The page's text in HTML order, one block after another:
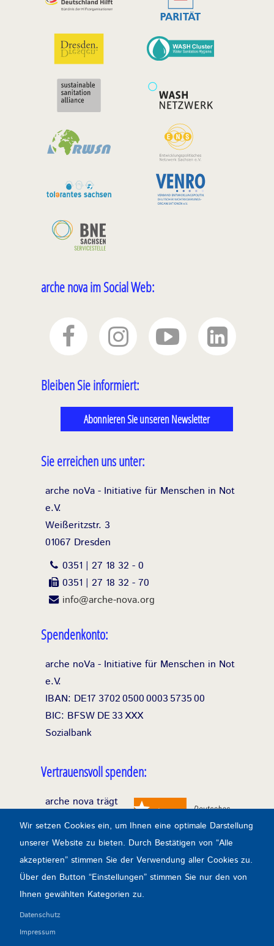
Wir setzen Cookies ein, um Ihnen eine optimale Darstellung
unserer Website zu bieten. Durch Bestätigen von “Alle
akzeptieren” stimmen Sie der Verwendung aller Cookies zu.
Über den Button “Einstellungen” stimmen Sie nur den von
Ihnen gewählten Kategorien zu.
Datenschutz
Impressum
arche nova im Social Web:
Bleiben Sie informiert:
Abonnieren Sie unseren Newsletter
Sie erreichen uns unter:
arche noVa - Initiative für Menschen in Not
e.V.
Weißeritzstr. 3
01067 Dresden
0351 | 27 18 32 - 0
0351 | 27 18 32 - 70
info@arche-nova.org
Spendenkonto:
arche noVa - Initiative für Menschen in Not
e.V.
IBAN: DE17 370205000003 573500
BIC: BFSW DE33XXX
Sozialbank
Vertrauensvoll spenden:
arche nova trägt
das Spendensiegel
des Deutschen
Zentralinstituts für
soziale Fragen
durchgehend seit